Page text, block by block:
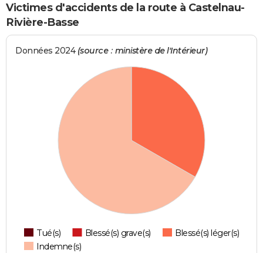
Victimes d'accidents de la route à Castelnau-
Rivière-Basse
Données 2024 (source : ministère de l'Intérieur)
Tué(s) Blessé(s) grave(s)
Blessé(s) léger(s)
Indemne(s)